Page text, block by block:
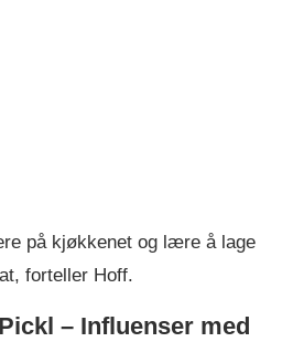
på kjøkkenet og lære å lage
forteller Hoff.
– Influenser med